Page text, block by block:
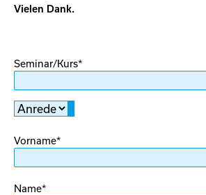
Vielen Dank.
Pflichtfeld
Seminar/Kurs*
Pflichtfeld
Vorname*
Pflichtfeld
Name*